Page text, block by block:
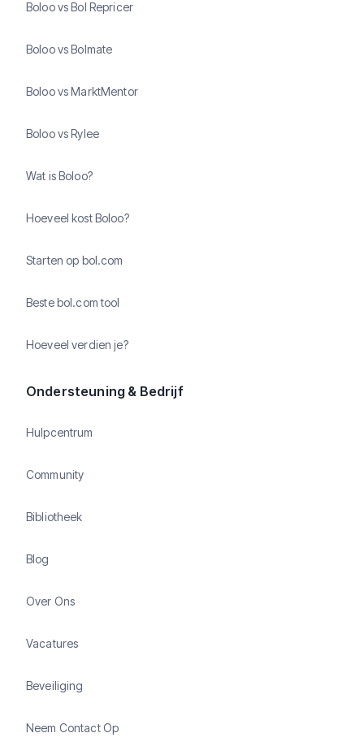
Boloo vs Bol Repricer
Boloo vs Bolmate
Boloo vs MarktMentor
Boloo vs Rylee
Wat is Boloo?
Hoeveel kost Boloo?
Starten op bol.com
Beste bol.com tool
Hoeveel verdien je?
Ondersteuning & Bedrijf
Hulpcentrum
Community
Bibliotheek
Blog
Over Ons
Vacatures
Beveiliging
Neem Contact Op